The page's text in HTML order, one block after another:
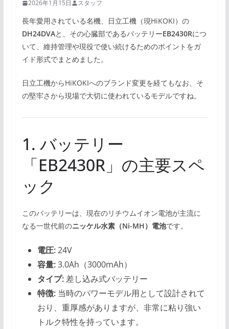
2026年1月15日 スタッフ
長年愛用されている名機、日立工機（現HiKOKI）の
DH24DVAと、その心臓部であるバッテリーEB2430Rにつ
いて、維持管理や現役で使い続けるためのポイントをガ
イド形式でまとめました。
日立工機からHiKOKIへのブランド変更を経てもなお、そ
の堅牢さから現場で大切に使われているモデルですね。
1. バッテリー
「EB2430R」の主要スペ
ック
このバッテリーは、現在のリチウムイオン電池が主流に
なる一世代前のニッケル水素（Ni-MH）電池です。
電圧:24V
容量:3.0Ah（3000mAh）
タイプ:差し込み式バッテリー
特徴:当時のパワーモデル用として設計されて
おり、重厚感がありますが、非常に粘り強い
トルク特性を持っています。